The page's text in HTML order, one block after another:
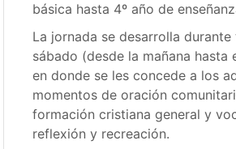
básica hasta 4º año de
La jornada se desarrolla
sábado (desde la mañana hasta
en donde se les concede a los
momentos de oración
formación cristiana general y
reflexión y recreación.